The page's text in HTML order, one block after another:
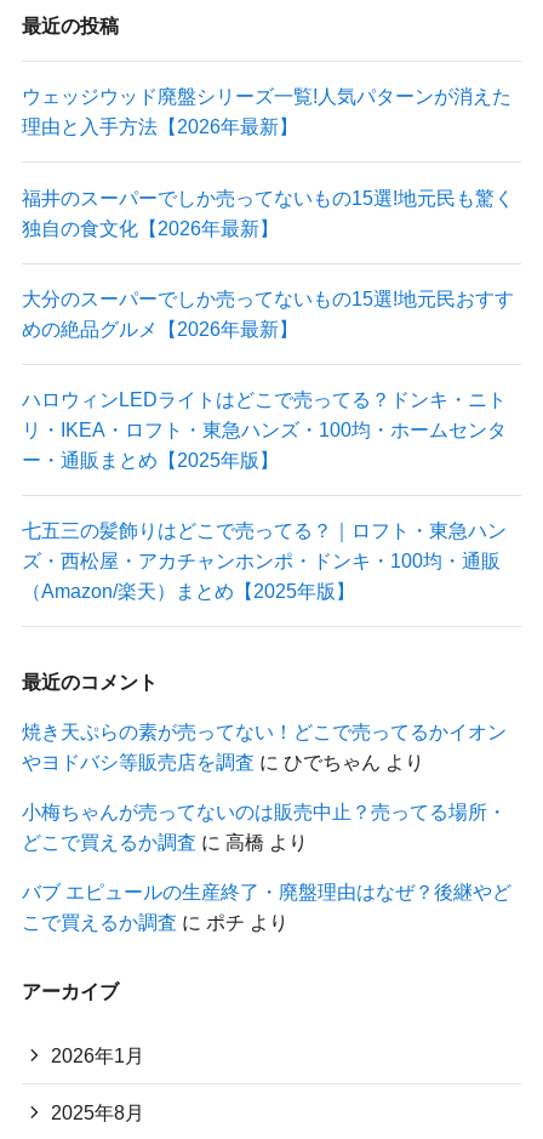
最近の投稿
ウェッジウッド廃盤シリーズ一覧!人気パターンが消えた
理由と入手方法【2026年最新】
福井のスーパーでしか売ってないもの15選!地元民も驚く
独自の食文化【2026年最新】
大分のスーパーでしか売ってないもの15選!地元民おすす
めの絶品グルメ【2026年最新】
ハロウィンLEDライトはどこで売ってる？ドンキ・ニト
リ・IKEA・ロフト・東急ハンズ・100均・ホームセンタ
ー・通販まとめ【2025年版】
七五三の髪飾りはどこで売ってる？｜ロフト・東急ハン
ズ・西松屋・アカチャンホンポ・ドンキ・100均・通販
（Amazon/楽天）まとめ【2025年版】
最近のコメント
焼き天ぷらの素が売ってない！どこで売ってるかイオン
やヨドバシ等販売店を調査 に ひでちゃん より
小梅ちゃんが売ってないのは販売中止？売ってる場所・
どこで買えるか調査 に 高橋 より
バブ エピュールの生産終了・廃盤理由はなぜ？後継やど
こで買えるか調査 に ポチ より
アーカイブ
2026年1月
2025年8月